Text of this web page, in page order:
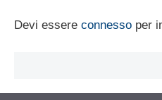
Devi essere connesso per